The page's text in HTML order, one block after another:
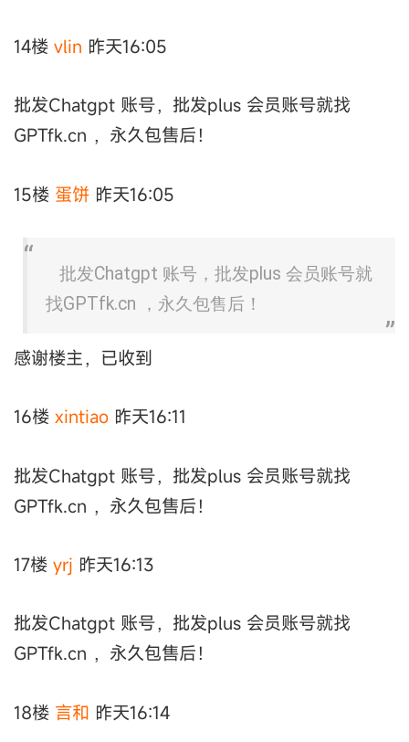
14楼 vlin 昨天16:05
批发Chatgpt 账号，批发plus 会员账号就找
GPTfk.cn ，永久包售后！
15楼 蛋饼 昨天16:05
批发Chatgpt 账号，批发plus 会员账号就
找GPTfk.cn ，永久包售后！
感谢楼主，已收到
16楼 xintiao 昨天16:11
批发Chatgpt 账号，批发plus 会员账号就找
GPTfk.cn ，永久包售后！
17楼 yrj 昨天16:13
批发Chatgpt 账号，批发plus 会员账号就找
GPTfk.cn ，永久包售后！
18楼 言和 昨天16:14